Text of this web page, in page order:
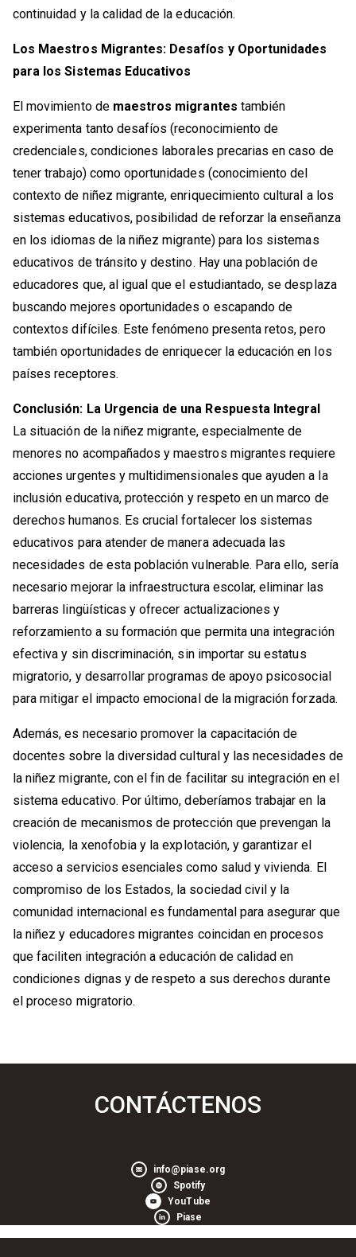
continuidad y la calidad de la educación.
Los Maestros Migrantes: Desafíos y Oportunidades
para los Sistemas Educativos
El movimiento de maestros migrantes también
experimenta tanto desafíos (reconocimiento de
credenciales, condiciones laborales precarias en caso de
tener trabajo) como oportunidades (conocimiento del
contexto de niñez migrante, enriquecimiento cultural a los
sistemas educativos, posibilidad de reforzar la enseñanza
en los idiomas de la niñez migrante) para los sistemas
educativos de tránsito y destino. Hay una población de
educadores que, al igual que el estudiantado, se desplaza
buscando mejores oportunidades o escapando de
contextos difíciles. Este fenómeno presenta retos, pero
también oportunidades de enriquecer la educación en los
países receptores.
Conclusión: La Urgencia de una Respuesta Integral
La situación de la niñez migrante, especialmente de
menores no acompañados y maestros migrantes requiere
acciones urgentes y multidimensionales que ayuden a la
inclusión educativa, protección y respeto en un marco de
derechos humanos. Es crucial fortalecer los sistemas
educativos para atender de manera adecuada las
necesidades de esta población vulnerable. Para ello, sería
necesario mejorar la infraestructura escolar, eliminar las
barreras lingüísticas y ofrecer actualizaciones y
reforzamiento a su formación que permita una integración
efectiva y sin discriminación, sin importar su estatus
migratorio, y desarrollar programas de apoyo psicosocial
para mitigar el impacto emocional de la migración forzada.
Además, es necesario promover la capacitación de
docentes sobre la diversidad cultural y las necesidades de
la niñez migrante, con el fin de facilitar su integración en el
sistema educativo. Por último, deberíamos trabajar en la
creación de mecanismos de protección que prevengan la
violencia, la xenofobia y la explotación, y garantizar el
acceso a servicios esenciales como salud y vivienda. El
compromiso de los Estados, la sociedad civil y la
comunidad internacional es fundamental para asegurar que
la niñez y educadores migrantes coincidan en procesos
que faciliten integración a educación de calidad en
condiciones dignas y de respeto a sus derechos durante
el proceso migratorio.
CONTÁCTENOS
info@piase.org
Spotify
YouTube
Piase